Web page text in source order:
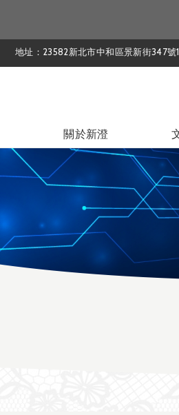
地址：23582新北市中和區景新街347號
關於新澄